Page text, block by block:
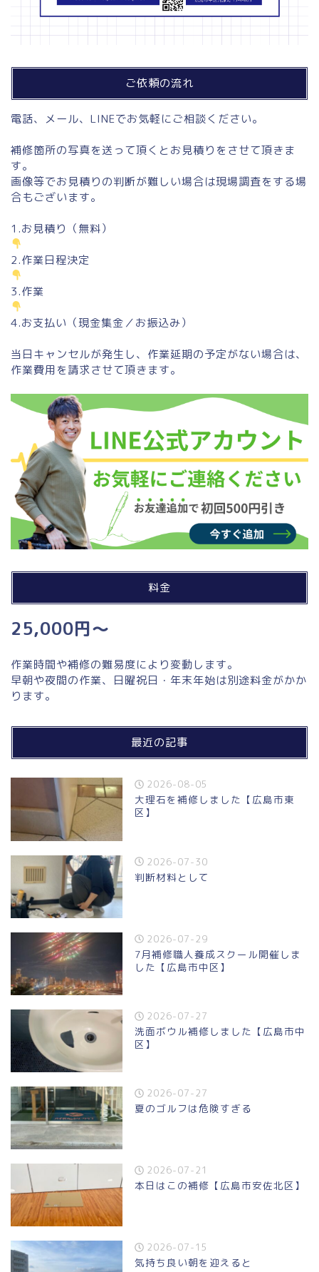
ご依頼の流れ
電話、メール、LINEでお気軽にご相談ください。
補修箇所の写真を送って頂くとお見積りをさせて頂きま
す。
画像等でお見積りの判断が難しい場合は現場調査をする場
合もございます。
1.お見積り（無料）
2.作業日程決定
3.作業
4.お支払い（現金集金／お振込み）
当日キャンセルが発生し、作業延期の予定がない場合は、
作業費用を請求させて頂きます。
料金
25,000円～
作業時間や補修の難易度により変動します。
早朝や夜間の作業、日曜祝日・年末年始は別途料金がかか
ります。
最近の記事
2026-08-05
大理石を補修しました【広島市東
区】
2026-07-30
判断材料として
2026-07-29
7月補修職人養成スクール開催しま
した【広島市中区】
2026-07-27
洗面ボウル補修しました【広島市中
区】
2026-07-27
夏のゴルフは危険すぎる
2026-07-21
本日はこの補修【広島市安佐北区】
2026-07-15
気持ち良い朝を迎えると